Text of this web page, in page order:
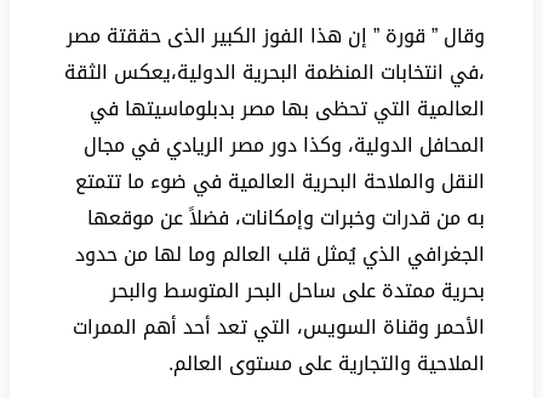
وقال ” قورة ” إن هذا الفوز الكبير الذى حققتة مصر
،في انتخابات المنظمة البحرية الدولية،يعكس الثقة
العالمية التي تحظى بها مصر بدبلوماسيتها في
المحافل الدولية، وكذا دور مصر الريادي في مجال
النقل والملاحة البحرية العالمية في ضوء ما تتمتع
به من قدرات وخبرات وإمكانات، فضلاً عن موقعها
الجغرافي الذي يُمثل قلب العالم وما لها من حدود
بحرية ممتدة على ساحل البحر المتوسط والبحر
الأحمر وقناة السويس، التي تعد أحد أهم الممرات
الملاحية والتجارية على مستوى العالم.